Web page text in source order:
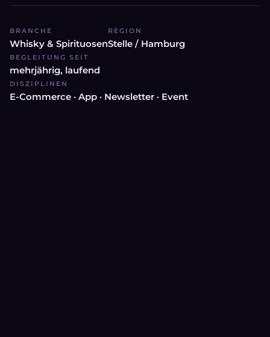
BRANCHE
Whisky & Spirituosen
REGION
Stelle / Hamburg
BEGLEITUNG SEIT
mehrjährig, laufend
DISZIPLINEN
E-Commerce · App · Newsletter · Event